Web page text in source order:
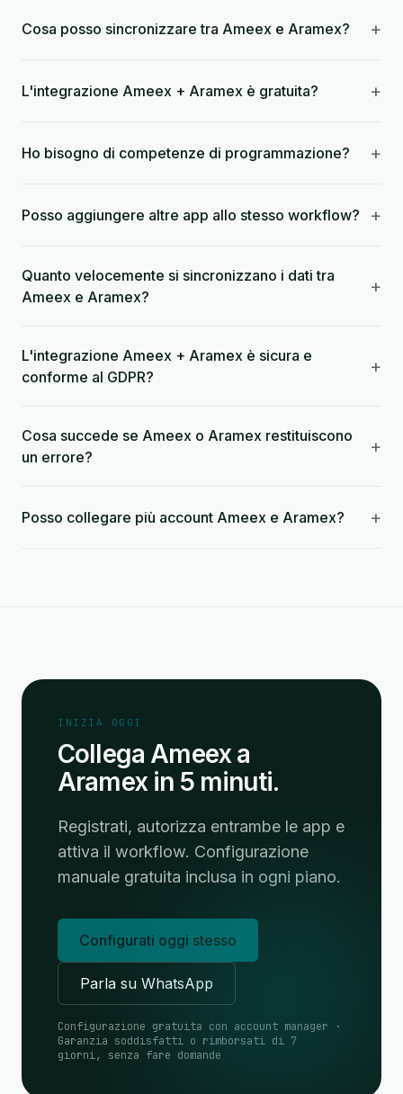
Cosa posso sincronizzare tra Ameex e Aramex? +
L'integrazione Ameex + Aramex è gratuita? +
Ho bisogno di competenze di programmazione? +
Posso aggiungere altre app allo stesso workflow? +
Quanto velocemente si sincronizzano i dati tra
Ameex e Aramex?
+
L'integrazione Ameex + Aramex è sicura e
conforme al GDPR?
+
Cosa succede se Ameex o Aramex restituiscono
un errore?
+
Posso collegare più account Ameex e Aramex? +
INIZIA OGGI
Collega Ameex a
Aramex in 5 minuti.
Registrati, autorizza entrambe le app e
attiva il workflow. Configurazione
manuale gratuita inclusa in ogni piano.
Configurati oggi stesso
Parla su WhatsApp
Configurazione gratuita con account manager ·
Garanzia soddisfatti o rimborsati di 7
giorni, senza fare domande